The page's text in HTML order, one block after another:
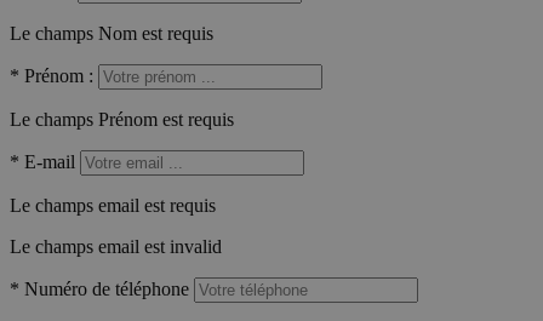
Le champs Nom est requis
* Prénom :
Le champs Prénom est requis
* E-mail
Le champs email est requis
Le champs email est invalid
* Numéro de téléphone